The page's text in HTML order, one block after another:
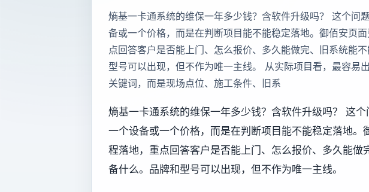
熵基一卡通系统的维保一年多少钱？含软件升级吗？ 这个问
备或一个价格，而是在判断项目能不能稳定落地。御佰安页
点回答客户是否能上门、怎么报价、多久能做完、旧系统能
型号可以出现，但不作为唯一主线。 从实际项目看，最容易
关键词，而是现场点位、施工条件、旧系
熵基一卡通系统的维保一年多少钱？含软件升级吗？ 这
一个设备或一个价格，而是在判断项目能不能稳定落地。
程落地，重点回答客户是否能上门、怎么报价、多久能做
备什么。品牌和型号可以出现，但不作为唯一主线。